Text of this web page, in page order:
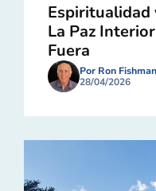
La Paz
Fuera
Por Ron Fishman
28/04/2026